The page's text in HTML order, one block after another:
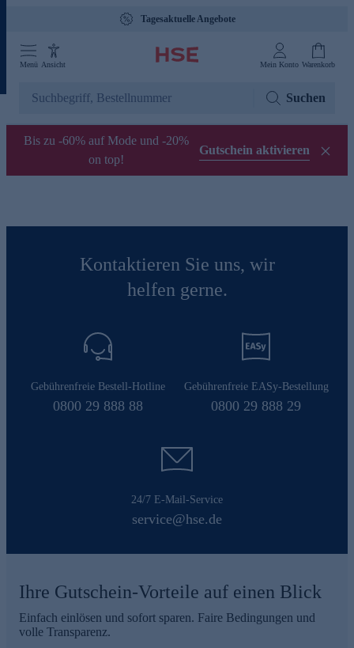
Tagesaktuelle Angebote
Menü Ansicht Mein Konto Warenkorb
Suchen
Bis zu -60% auf Mode und -20%
on top!
Gutschein aktivieren
Kontaktieren Sie uns, wir
helfen gerne.
Gebührenfreie Bestell-Hotline
0800 29 888 88
Gebührenfreie EASy-Bestellung
0800 29 888 29
24/7 E-Mail-Service
service@hse.de
Ihre Gutschein-Vorteile auf einen Blick
Einfach einlösen und sofort sparen. Faire Bedingungen und
volle Transparenz.